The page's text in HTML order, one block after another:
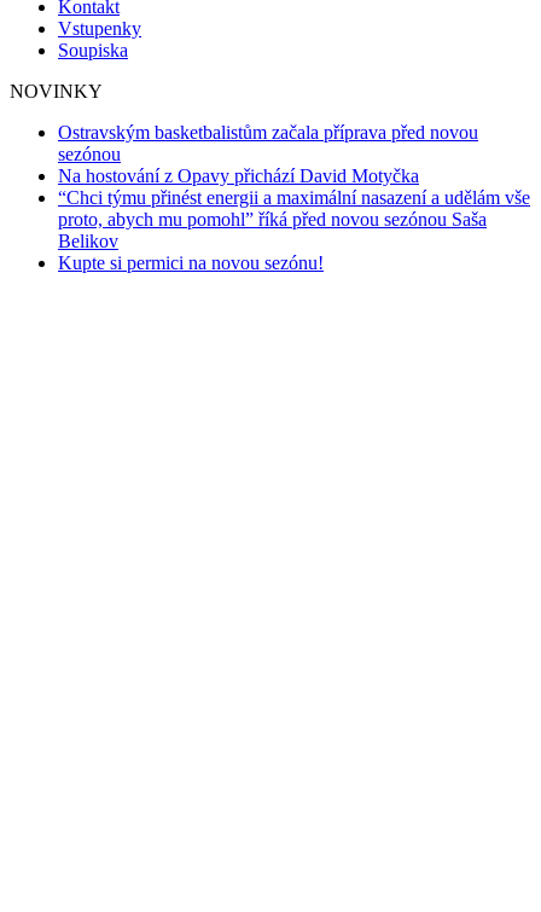
Kontakt
Vstupenky
Soupiska
NOVINKY
Ostravským basketbalistům začala příprava před novou
sezónou
Na hostování z Opavy přichází David Motyčka
“Chci týmu přinést energii a maximální nasazení a udělám vše
proto, abych mu pomohl” říká před novou sezónou Saša
Belikov
Kupte si permici na novou sezónu!